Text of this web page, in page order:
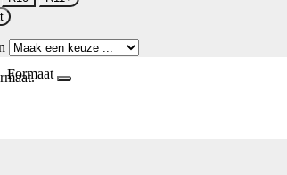
Formaat